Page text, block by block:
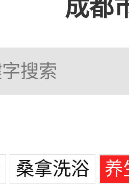
成都
桑拿洗浴
养